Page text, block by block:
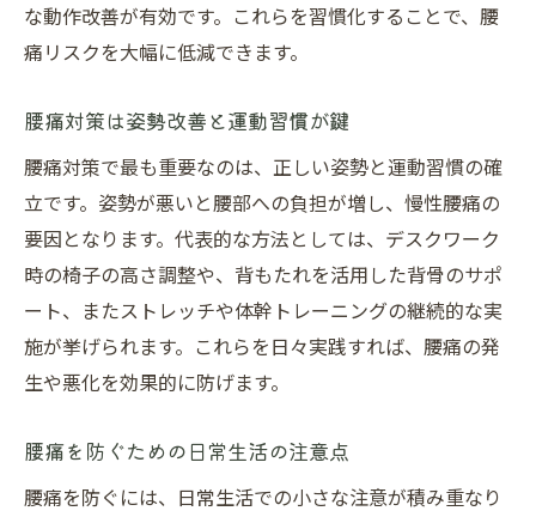
な動作改善が有効です。これらを習慣化することで、腰
痛リスクを大幅に低減できます。
腰痛対策は姿勢改善と運動習慣が鍵
腰痛対策で最も重要なのは、正しい姿勢と運動習慣の確
立です。姿勢が悪いと腰部への負担が増し、慢性腰痛の
要因となります。代表的な方法としては、デスクワーク
時の椅子の高さ調整や、背もたれを活用した背骨のサポ
ート、またストレッチや体幹トレーニングの継続的な実
施が挙げられます。これらを日々実践すれば、腰痛の発
生や悪化を効果的に防げます。
腰痛を防ぐための日常生活の注意点
腰痛を防ぐには、日常生活での小さな注意が積み重なり